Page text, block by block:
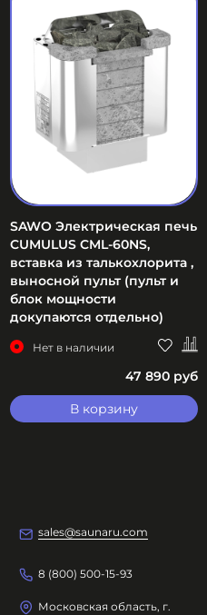
SAWO Электрическая печь
CUMULUS CML-60NS,
вставка из талькохлорита ,
выносной пульт (пульт и
блок мощности
докупаются отдельно)
Нет в наличии
47 890 руб
В корзину
sales@saunaru.com
8 (800) 500-15-93
Московская область, г.